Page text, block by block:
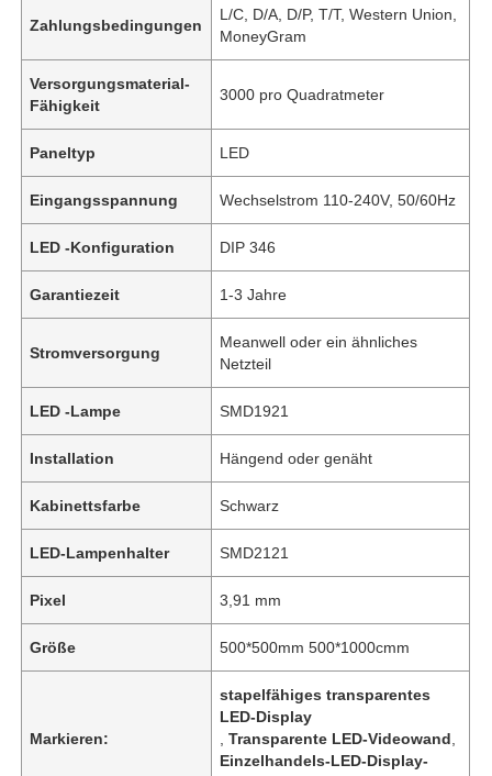
Zahlungsbedingungen
L/C, D/A, D/P, T/T, Western Union,
MoneyGram
Versorgungsmaterial-
Fähigkeit
3000 pro Quadratmeter
Paneltyp LED
Eingangsspannung Wechselstrom 110-240V, 50/60Hz
LED -Konfiguration DIP 346
Garantiezeit 1-3 Jahre
Stromversorgung
Meanwell oder ein ähnliches
Netzteil
LED -Lampe SMD1921
Installation Hängend oder genäht
Kabinettsfarbe Schwarz
LED-Lampenhalter SMD2121
Pixel 3,91 mm
Größe 500*500mm 500*1000cmm
Markieren:
stapelfähiges transparentes
LED-Display
,Transparente LED-Videowand
Einzelhandels-LED-Display-